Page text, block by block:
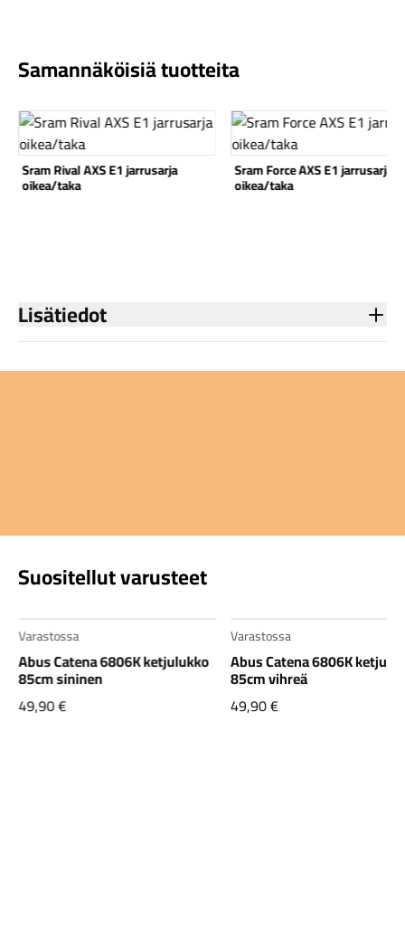
Komponentit
Samannäköisiä tuotteita
Katso tuote
Sram Rival AXS E1 jarrusarja
oikea/taka
Katso tuote
Sram Force AXS E1 jarrusarja
oikea/taka
Lisätiedot
Suositellut varusteet
Varastossa
Abus Catena 6806K ketjulukko
85cm sininen
49,90€
Varastossa
Abus Catena 6806K
85cm vihreä
49,90€